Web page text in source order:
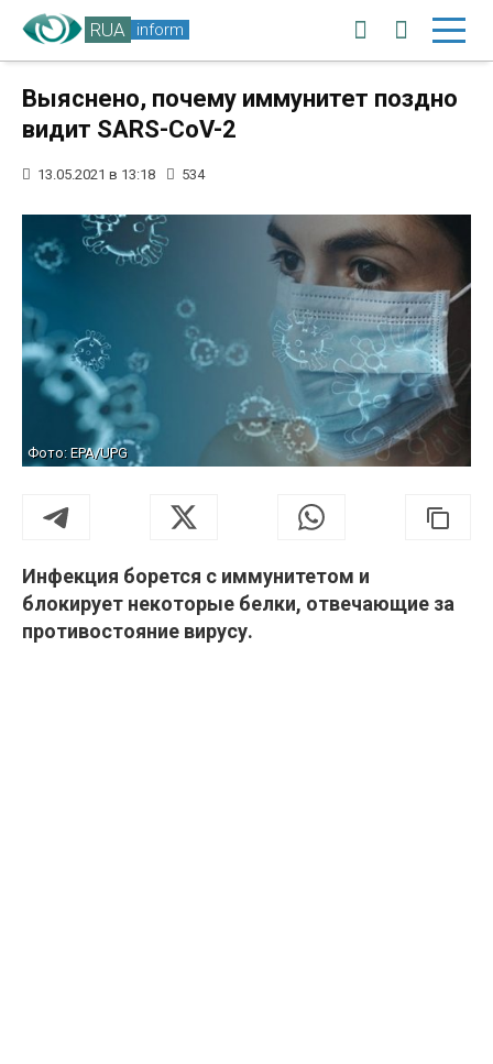
RUA inform
Выяснено, почему иммунитет поздно
видит SARS-CoV-2
13.05.2021 в 13:18 534
Фото: EPA/UPG
Инфекция борется с иммунитетом и
блокирует некоторые белки, отвечающие за
противостояние вирусу.